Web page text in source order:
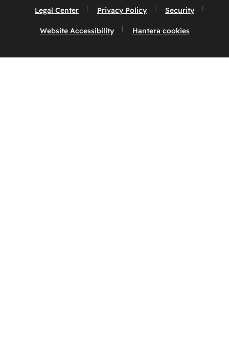
Legal Center Privacy Policy Security
Website Accessibility Hantera cookies